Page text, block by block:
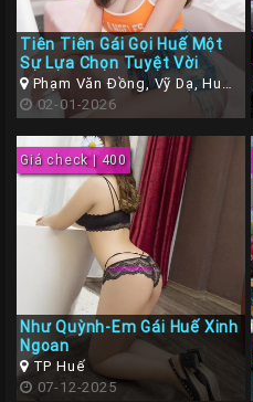
Tiên Tiên Gái Gọi Huế Một
Sự Lựa Chọn Tuyệt Vời
Phạm Văn Đồng, Vỹ Dạ, Huế,
Thừa Thiên Huế
02-01-2026
Giá check | 400
Như Quỳnh-Em Gái Huế Xinh
Ngoan
TP Huế
07-12-2025